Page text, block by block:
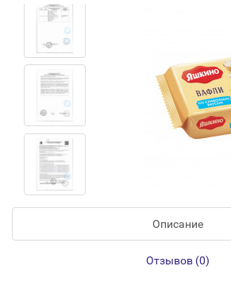
Описание
Отзывов (0)